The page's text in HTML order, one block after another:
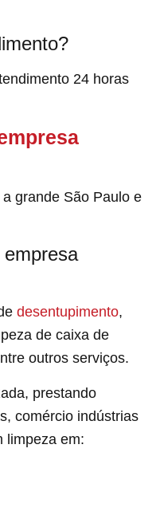
24 horas
grande São Paulo e
desentupimento,
de caixa de
outros serviços.
prestando
comércio indústrias
limpeza em: